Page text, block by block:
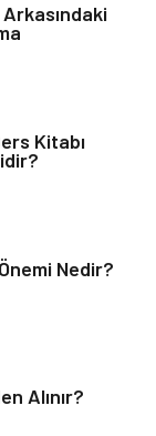
Kitabı
Nedir?
Alınır?